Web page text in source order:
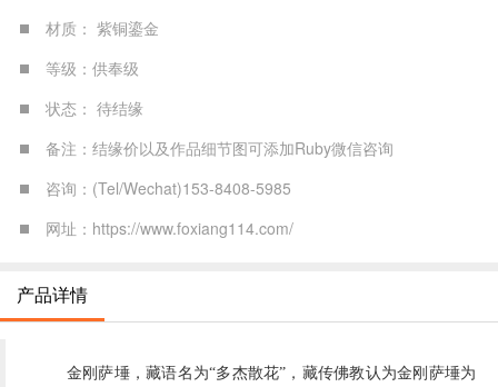
材质： 紫铜鎏金
等级：供奉级
状态： 待结缘
备注：结缘价以及作品细节图可添加Ruby微信咨询
咨询：(Tel/Wechat)153-8408-5985
网址：https://www.foxiang114.com/
产品详情
金刚萨埵，藏语名为“多杰散花”，藏传佛教认为金刚萨埵为